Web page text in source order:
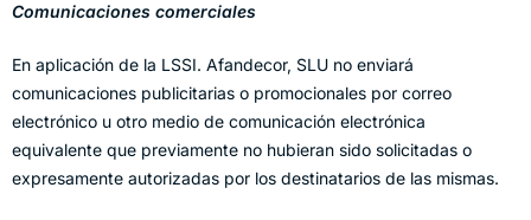
Comunicaciones comerciales
En aplicación de la LSSI. Afandecor, SLU no enviará
comunicaciones publicitarias o promocionales por correo
electrónico u otro medio de comunicación electrónica
equivalente que previamente no hubieran sido solicitadas o
expresamente autorizadas por los destinatarios de las mismas.